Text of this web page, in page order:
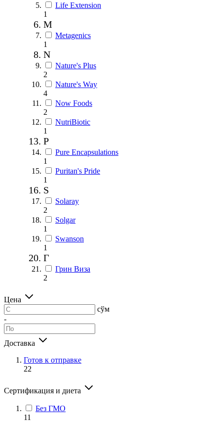
Life Extension
1
M
Metagenics
1
N
Nature's Plus
2
Nature's Way
4
Now Foods
2
NutriBiotic
1
P
Pure Encapsulations
1
Puritan's Pride
1
S
Solaray
2
Solgar
1
Swanson
1
Г
Грин Виза
2
Цена
сўм
-
Доставка
Готов к отправке
22
Сертификация и диета
Без ГМО
11